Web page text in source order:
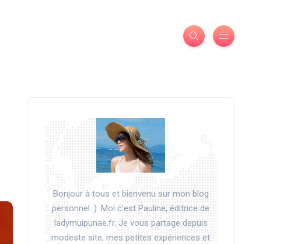
Bonjour à tous et bienvenu sur mon blog
personnel :). Moi c'est Pauline, éditrice de
ladymuipunae.fr. Je vous partage depuis
modeste site, mes petites expériences et